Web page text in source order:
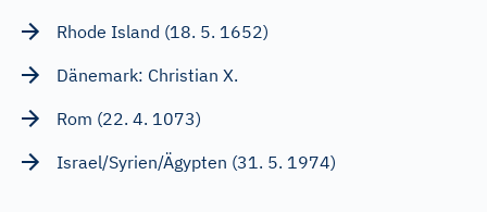
Rhode Island (18. 5. 1652)
Dänemark: Christian X.
Rom (22. 4. 1073)
Israel/Syrien/Ägypten (31. 5. 1974)